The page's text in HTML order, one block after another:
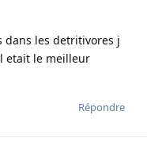
dans les detritivores j
etait le meilleur
Répondre